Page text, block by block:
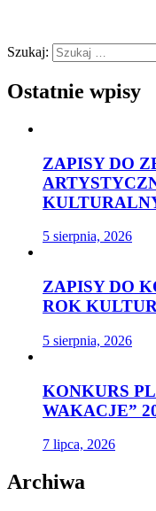
Szukaj:
Ostatnie wpisy
ZAPISY DO
5 sierpnia, 2026
ZAPISY DO
ROK
5 sierpnia, 2026
KONKURS
WAKACJE”
7 lipca, 2026
Archiwa